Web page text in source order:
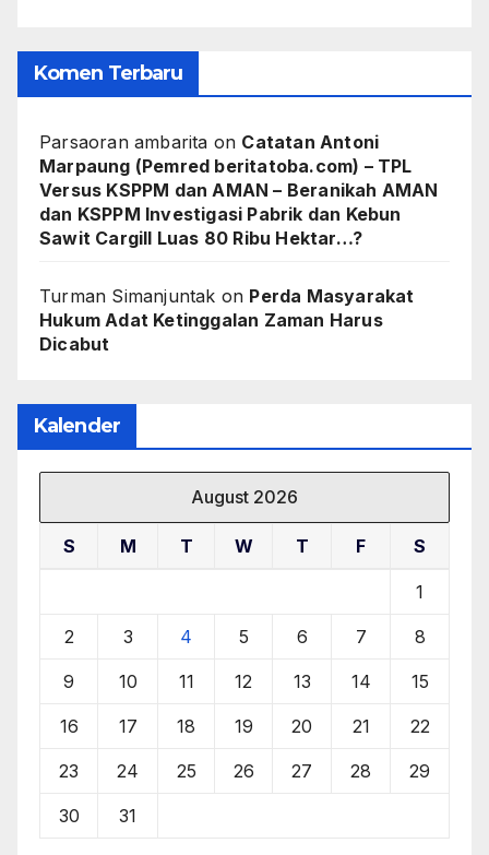
Komen Terbaru
Parsaoran ambarita on Catatan Antoni
Marpaung (Pemred beritatoba.com) – TPL
Versus KSPPM dan AMAN – Beranikah AMAN
dan KSPPM Investigasi Pabrik dan Kebun
Sawit Cargill Luas 80 Ribu Hektar…?
Turman Simanjuntak on Perda Masyarakat
Hukum Adat Ketinggalan Zaman Harus
Dicabut
Kalender
August 2026
S M T W T F S
1
2 3 4 5 6 7 8
9 10 11 12 13 14 15
16 17 18 19 20 21 22
23 24 25 26 27 28 29
30 31